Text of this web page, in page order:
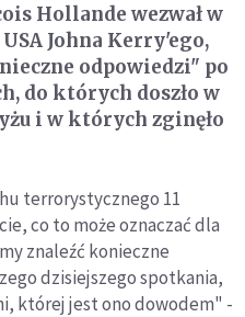
Hollande wezwał w
Johna Kerry'ego,
odpowiedzi" po
do których doszło w
i w których zginęło
terrorystycznego 11
co to może oznaczać dla
znaleźć konieczne
dzisiejszego spotkania,
której jest ono dowodem" -